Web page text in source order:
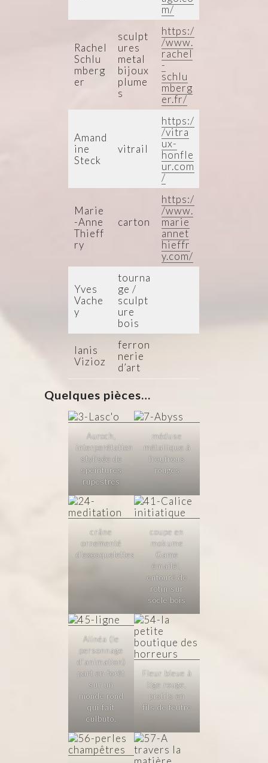
m/
Rachel
Schlu
mberg
er
sculpt
ures
metal
bijoux
plume
s
https:/
/www.
rachel
-
schlu
mberg
er.fr/
Amand
ine
Steck
vitrail
https:/
/vitra
ux-
honfle
ur.com
/
Marie
-Anne
Thieff
ry
carton
https:/
/www.
marie
annet
hieffr
y.com/
Yves
Vache
y
tourna
ge /
sculpt
ure
bois
Ianis
Vizioz
ferron
nerie
d’art
Quelques pièces…
Auroch,
interperétation
stylisée de
speintures
rupestres
méduse
métallique à
froufrous
rouges
crâne
ornementé
d’exosquelettes
coupe en
mokume
Game
émailél,
entouré de
rotin sur
socle bois
Alinéa (le
personnage
d’animation)
part en forêt
sur un
monde rond
qui fait
culbuto.
Fleur bleue à
tige rouge,
pistils en
fils de feutre